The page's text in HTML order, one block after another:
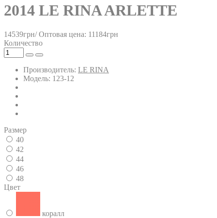
2014 LE RINA ARLETTE
14539грн/ Оптовая цена: 11184грн
Количество
Производитель: LE RINA
Модель: 123-12
Размер
40
42
44
46
48
Цвет
коралл